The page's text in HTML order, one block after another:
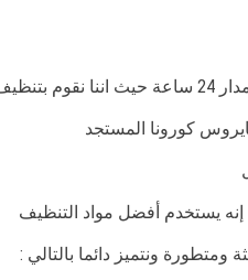
عليها
كورونا المستجد
يستخدم أفضل مواد التنظيف
ومتطورة ونتميز دائما بالتالي :